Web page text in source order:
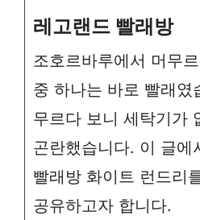
레고랜드 빨래방
조호르바루에서 머무
중 하나는 바로 빨래였
무르다 보니 세탁기가
곤란했습니다. 이 글에
빨래방 화이트 런드리
공유하고자 합니다.